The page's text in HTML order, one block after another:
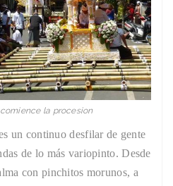
la procesion
un continuo desfilar de gente
de lo más variopinto. Desde
con pinchitos morunos, a